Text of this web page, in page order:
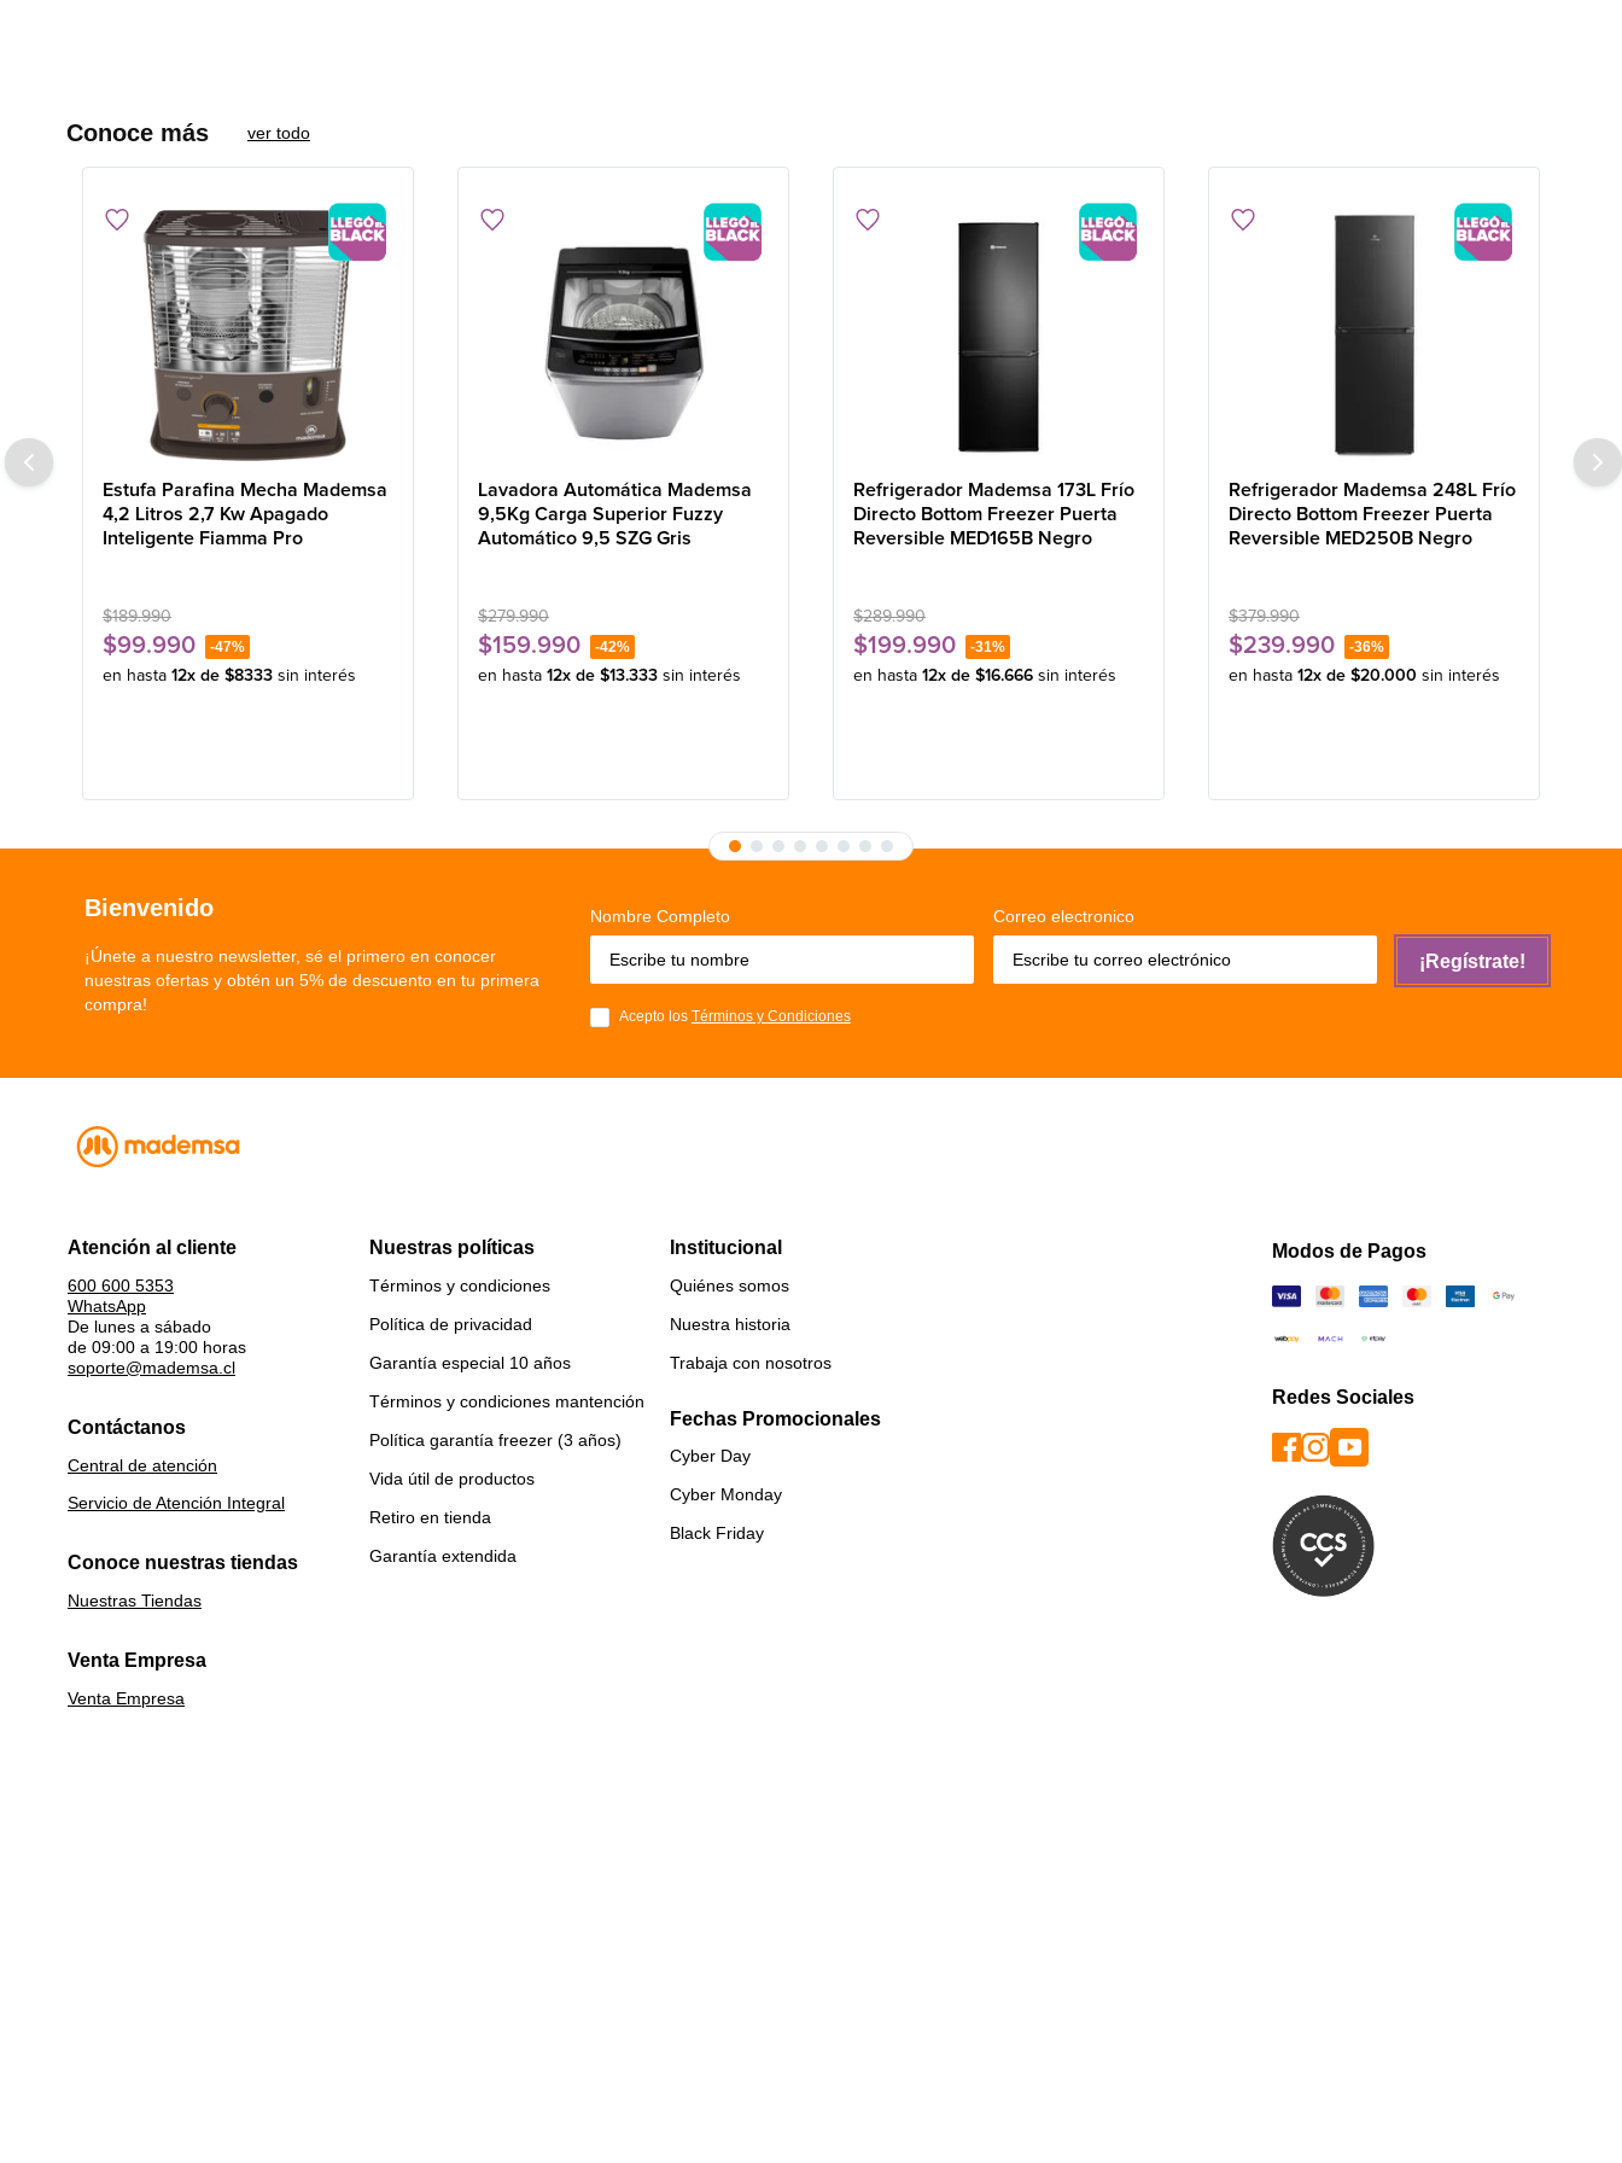
Conoce más ver todo
Estufa Parafina Mecha Mademsa
4,2 Litros 2,7 Kw Apagado
Inteligente Fiamma Pro
$189.990
$99.990 -47%
en hasta 12x de $8333 sin interés
Lavadora Automática Mademsa
9,5Kg Carga Superior Fuzzy
Automático 9,5 SZG Gris
$279.990
$159.990 -42%
en hasta 12x de $13.333 sin interés
Refrigerador Mademsa 173L Frío
Directo Bottom Freezer Puerta
Reversible MED165B Negro
$289.990
$199.990 -31%
en hasta 12x de $16.666 sin interés
Refrigerador Mademsa 248L Frío
Directo Bottom Freezer Puerta
Reversible MED250B Negro
$379.990
$239.990 -36%
en hasta 12x de $20.000 sin interés
Bienvenido
¡Únete a nuestro newsletter, sé el primero en conocer
nuestras ofertas y obtén un 5% de descuento en tu primera
compra!
Nombre Completo Correo electronico
Acepto los Términos y Condiciones
¡Regístrate!
Atención al cliente
600 600 5353
WhatsApp
De lunes a sábado
de 09:00 a 19:00 horas
soporte@mademsa.cl
Contáctanos
Central de atención
Servicio de Atención Integral
Conoce nuestras tiendas
Nuestras Tiendas
Venta Empresa
Venta Empresa
Nuestras políticas
Términos y condiciones
Política de privacidad
Garantía especial 10 años
Términos y condiciones mantención
Política garantía freezer (3 años)
Vida útil de productos
Retiro en tienda
Garantía extendida
Institucional
Quiénes somos
Nuestra historia
Trabaja con nosotros
Fechas Promocionales
Cyber Day
Cyber Monday
Black Friday
Modos de Pagos
Redes Sociales